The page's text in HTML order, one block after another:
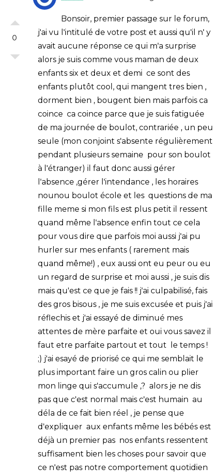
0
Bonsoir, premier passage sur le forum,
j'ai vu l'intitulé de votre post et aussi qu'il n' y
avait aucune réponse ce qui m'a surprise
alors je suis comme vous maman de deux
enfants six et deux et demi ce sont des
enfants plutôt cool, qui mangent tres bien ,
dorment bien , bougent bien mais parfois ca
coince ca coince parce que je suis fatiguée
de ma journée de boulot, contrariée , un peu
seule (mon conjoint s'absente régulièrement
pendant plusieurs semaine pour son boulot
à l'étranger) il faut donc aussi gérer
l'absence ,gérer l'intendance , les horaires
nounou boulot école et les questions de ma
fille meme si mon fils est plus petit il ressent
quand même l'absence enfin tout ce cela
pour vous dire que parfois moi aussi j'ai pu
hurler sur mes enfants ( rarement mais
quand même!) , eux aussi ont eu peur ou eu
un regard de surprise et moi aussi , je suis dis
mais qu'est ce que je fais !! j'ai culpabilisé, fais
des gros bisous , je me suis excusée et puis j'ai
réflechis et j'ai essayé de diminué mes
attentes de mère parfaite et oui vous savez il
faut etre parfaite partout et tout le temps !
;) j'ai esayé de priorisé ce qui me semblait le
plus important faire un gros calin ou plier
mon linge qui s'accumule ,? alors je ne dis
pas que c'est normal mais c'est humain au
déla de ce fait bien réel , je pense que
d'expliquer aux enfants même les bébés est
déjà un premier pas nos enfants ressentent
suffisament bien les choses pour savoir que
ce n'est pas notre comportement quotidien